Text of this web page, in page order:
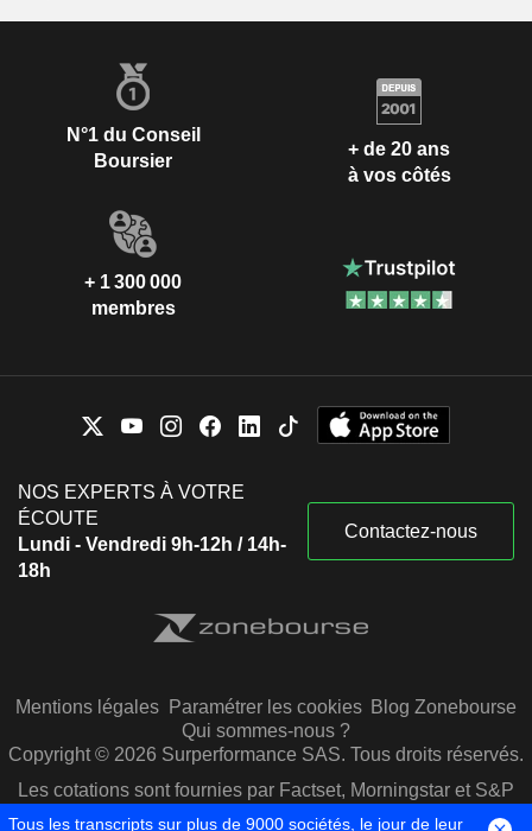
N°1 du Conseil
Boursier
+ de 20 ans
à vos côtés
+ 1 300 000
membres
NOS EXPERTS À VOTRE
ÉCOUTE
Lundi - Vendredi 9h-12h / 14h-
18h
Contactez-nous
Mentions légales Paramétrer les cookies Blog Zonebourse
Qui sommes-nous ?
Copyright © 2026 Surperformance SAS. Tous droits réservés.
Les cotations sont fournies par Factset, Morningstar et S&P
Capital IQ
Tous les transcripts sur plus de 9000 sociétés, le jour de leur